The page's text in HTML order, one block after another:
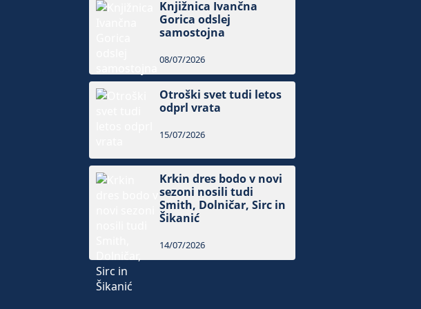
Knjižnica Ivančna
Gorica odslej
samostojna
08/07/2026
Otroški svet tudi letos
odprl vrata
15/07/2026
Krkin dres bodo v novi
sezoni nosili tudi
Smith, Dolničar, Sirc in
Šikanić
14/07/2026